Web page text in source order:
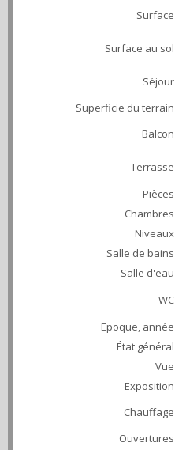
Surface
Surface au sol
Séjour
Superficie du terrain
Balcon
Terrasse
Pièces
Chambres
Niveaux
Salle de bains
Salle d'eau
WC
Epoque, année
État général
Vue
Exposition
Chauffage
Ouvertures